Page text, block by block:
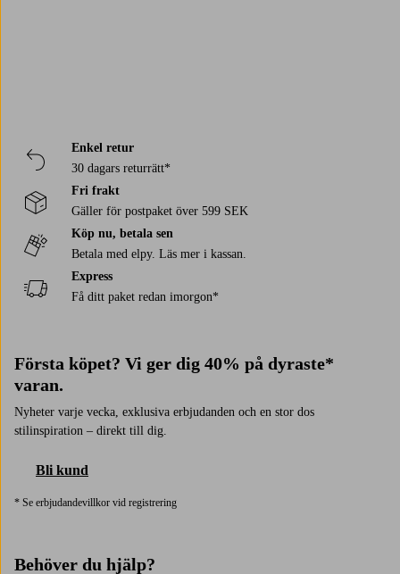
Enkel retur
30 dagars returrätt*
Fri frakt
Gäller för postpaket över 599 SEK
Köp nu, betala sen
Betala med elpy. Läs mer i kassan.
Express
Få ditt paket redan imorgon*
Första köpet? Vi ger dig 40% på dyraste*
varan.
Nyheter varje vecka, exklusiva erbjudanden och en stor dos
stilinspiration – direkt till dig.
Bli kund
* Se erbjudandevillkor vid registrering
Behöver du hjälp?